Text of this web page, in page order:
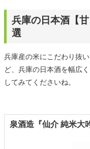
兵庫の日本酒【
選
兵庫産の米にこだわり抜
ど、兵庫の日本酒を幅広
してみてくださいね。
泉酒造『仙介 純米大